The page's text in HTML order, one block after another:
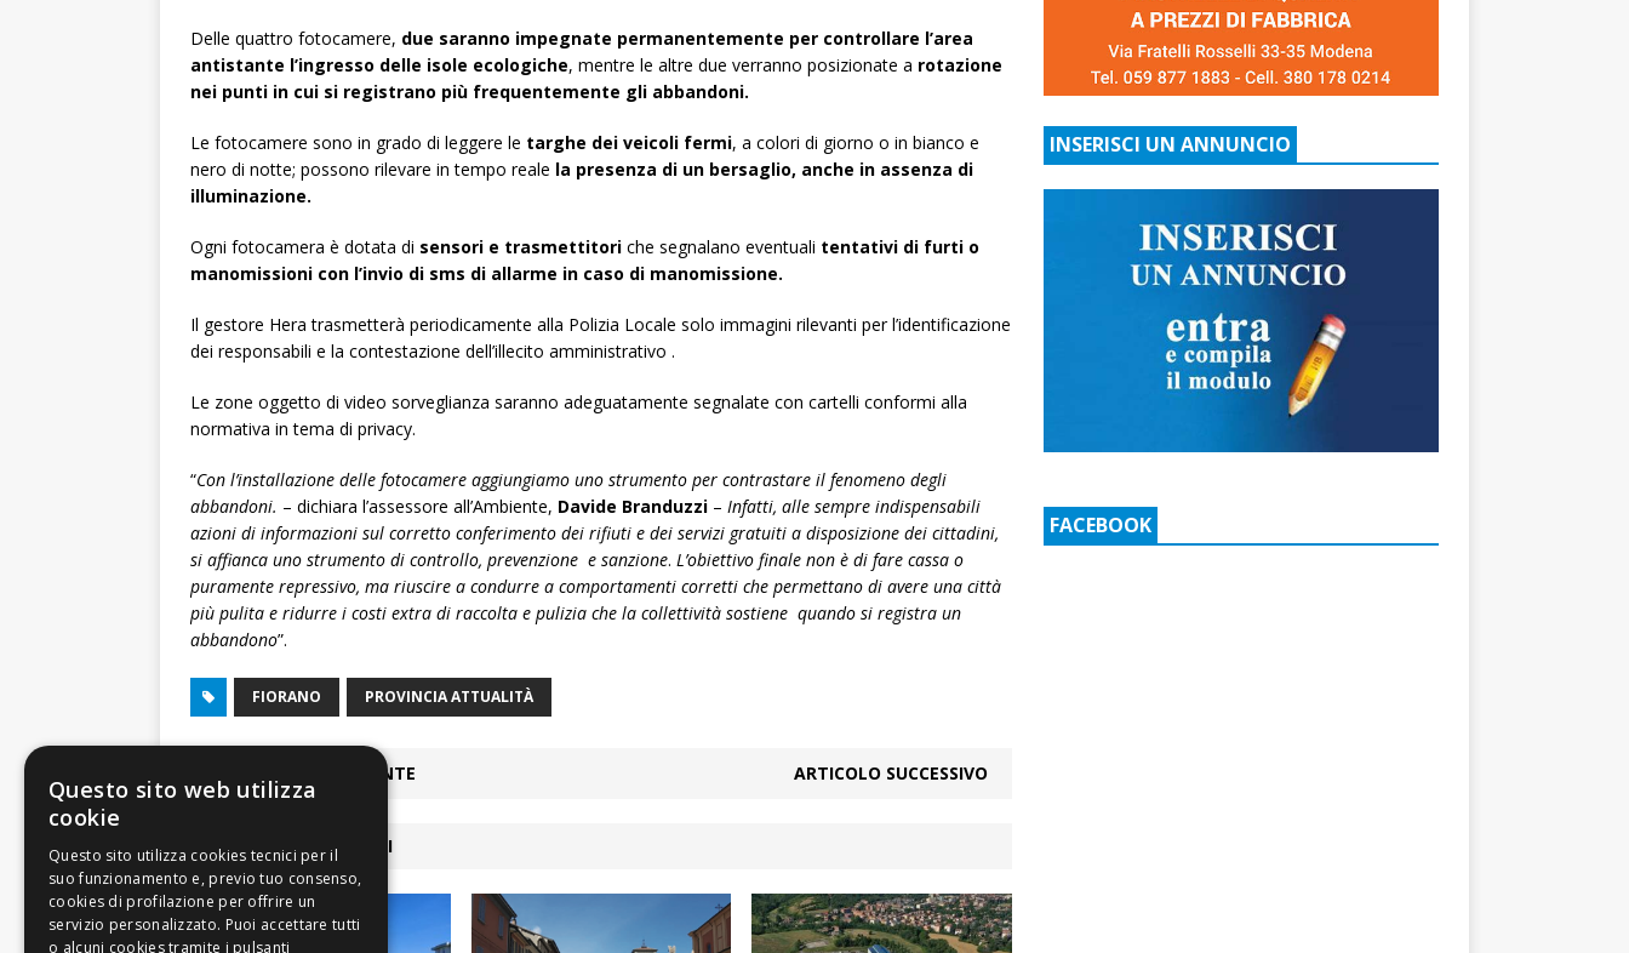
Delle quattro fotocamere, due saranno impegnate permanentemente per controllare l’area
antistante l’ingresso delle isole ecologiche, mentre le altre due verranno posizionate a rotazione
nei punti in cui si registrano più frequentemente gli abbandoni.
Le fotocamere sono in grado di leggere le targhe dei veicoli fermi, a colori di giorno o in bianco e
nero di notte; possono rilevare in tempo reale la presenza di un bersaglio, anche in assenza di
illuminazione.
Ogni fotocamera è dotata di sensori e trasmettitori che segnalano eventuali tentativi di furti o
manomissioni con l’invio di sms di allarme in caso di manomissione.
Il gestore Hera trasmetterà periodicamente alla Polizia Locale solo immagini rilevanti per l’identificazione
dei responsabili e la contestazione dell’illecito amministrativo .
Le zone oggetto di video sorveglianza saranno adeguatamente segnalate con cartelli conformi alla
normativa in tema di privacy.
“Con l’installazione delle fotocamere aggiungiamo uno strumento per contrastare il fenomeno degli
abbandoni. – dichiara l’assessore all’Ambiente, Davide Branduzzi – Infatti, alle sempre indispensabili
azioni di informazioni sul corretto conferimento dei rifiuti e dei servizi gratuiti a disposizione dei cittadini,
si affianca uno strumento di controllo, prevenzione e sanzione. L’obiettivo finale non è di fare cassa o
puramente repressivo, ma riuscire a condurre a comportamenti corretti che permettano di avere una città
più pulita e ridurre i costi extra di raccolta e pulizia che la collettività sostiene quando si registra un
abbandono”.
FIORANO PROVINCIA ATTUALITÀ
ARTICOLO PRECEDENTE ARTICOLO SUCCESSIVO
ARTICOLI COLLEGATI
INSERISCI UN ANNUNCIO
FACEBOOK
Questo sito web utilizza
cookie